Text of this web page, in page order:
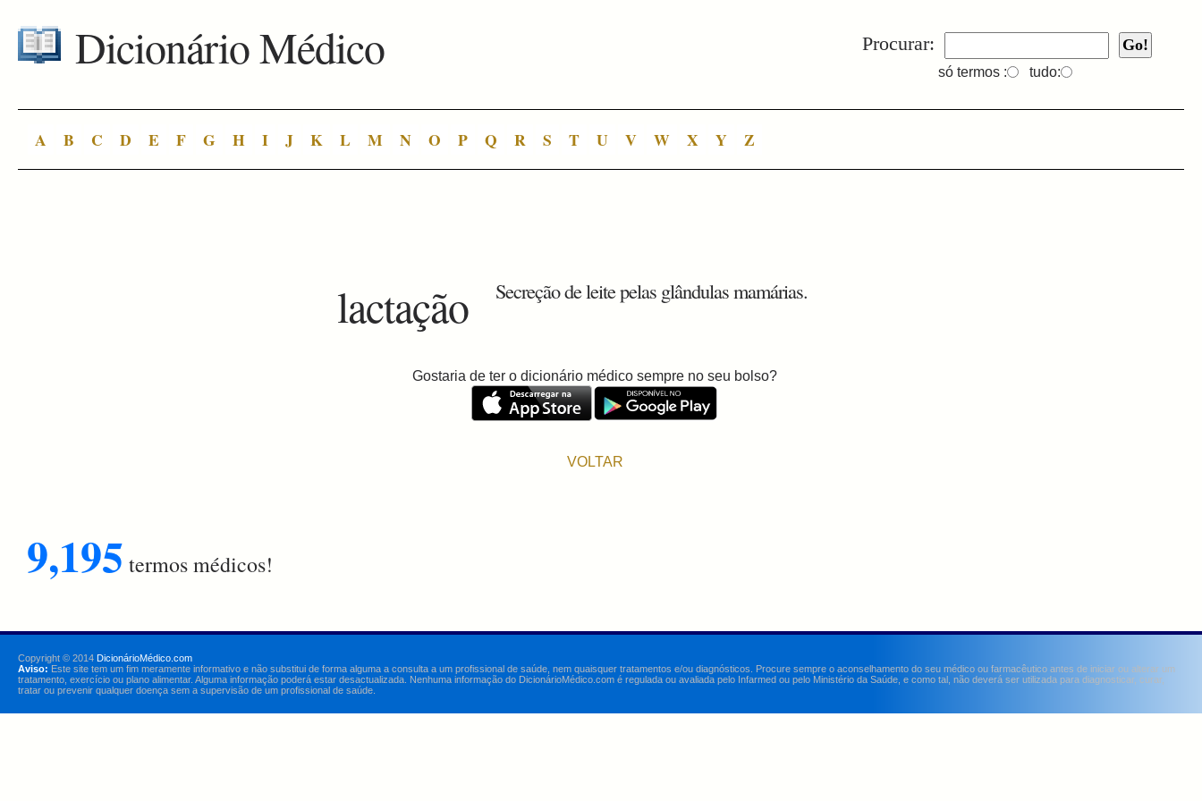
Procurar:
só termos : tudo:
Dicionário Médico
A B C D E F G H I J K L M N O P Q R S T U V W X Y Z
lactação Secreção de leite pelas glândulas mamárias.
Gostaria de ter o dicionário médico sempre no seu bolso?
VOLTAR
9,195 termos médicos!
Copyright © 2014 DicionárioMédico.com
Aviso: Este site tem um fim meramente informativo e não substitui de forma alguma a consulta a um profissional de saúde, nem quaisquer tratamentos e/ou diagnósticos. Procure sempre o aconselhamento do seu médico ou farmacêutico antes de iniciar ou alterar um
tratamento, exercício ou plano alimentar. Alguma informação poderá estar desactualizada. Nenhuma informação do DicionárioMédico.com é regulada ou avaliada pelo Infarmed ou pelo Ministério da Saúde, e como tal, não deverá ser utilizada para diagnosticar, curar,
tratar ou prevenir qualquer doença sem a supervisão de um profissional de saúde.